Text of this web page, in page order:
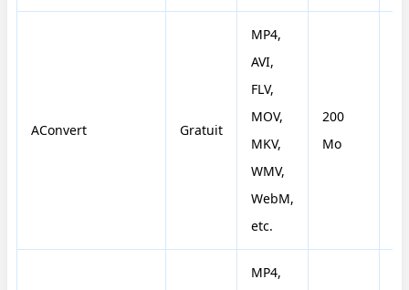
AConvert Gratuit
MP4,
AVI,
FLV,
MOV,
MKV,
WMV,
WebM,
etc.
200
Mo
MP4,